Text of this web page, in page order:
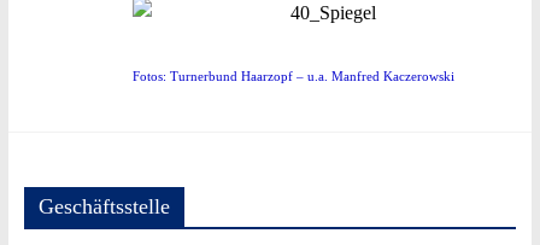
Fotos: Turnerbund Haarzopf – u.a. Manfred Kaczerowski
Geschäftsstelle